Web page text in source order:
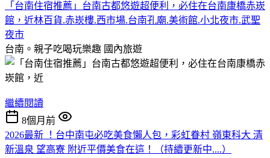
「台南住宿推薦」台南古都悠遊超便利，必住在台南康橋赤崁
館，近林百貨.赤崁樓.西市場.台南孔廟.美術館.小北夜市.武聖
夜市
台南。親子吃喝玩樂趣 國內旅遊
繼續閱讀
8個月前
2026最新 ！台中南屯必吃美食懶人包，彩虹眷村 嶺東科大 清
新溫泉 望高寮 附近平價美食在這！（持續更新中....）